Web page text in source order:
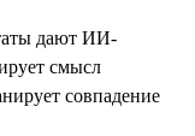
дают ИИ-
смысл
совпадение